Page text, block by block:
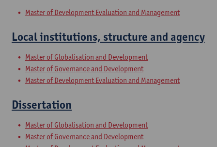
Master of Development Evaluation and Management
Local institutions, structure and agency
Master of Globalisation and Development
Master of Governance and Development
Master of Development Evaluation and Management
Dissertation
Master of Globalisation and Development
Master of Governance and Development